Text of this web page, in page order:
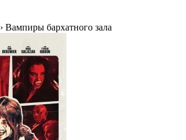
› Вампиры бархатного зала